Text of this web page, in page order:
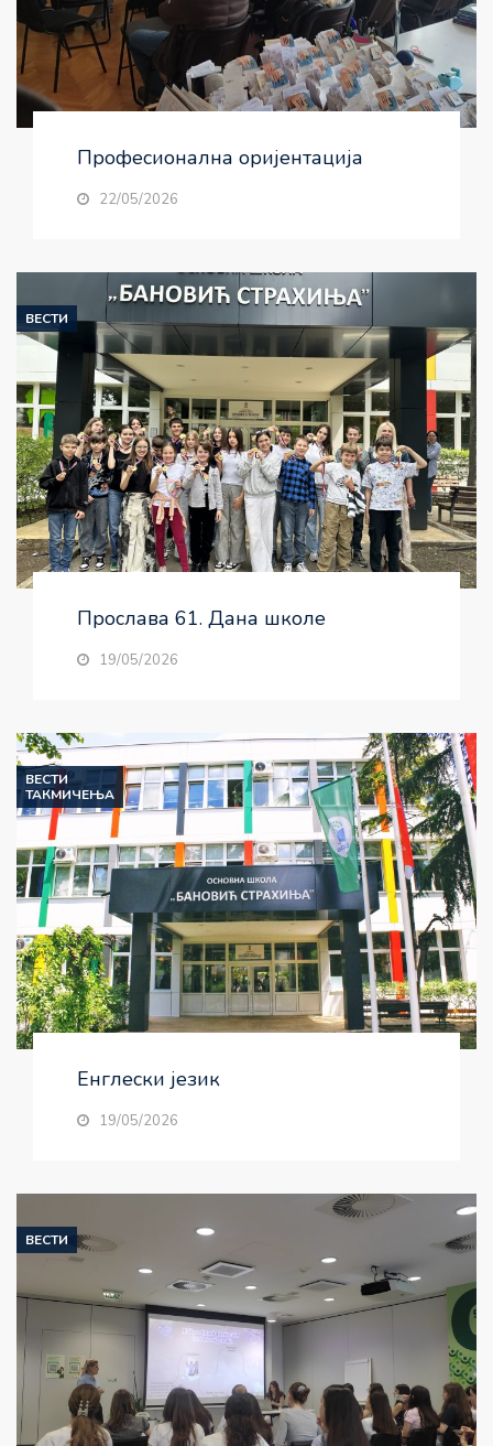
Професионална оријентација
22/05/2026
ВЕСТИ
Прослава 61. Дана школе
19/05/2026
ВЕСТИ
ТАКМИЧЕЊА
Енглески језик
19/05/2026
ВЕСТИ